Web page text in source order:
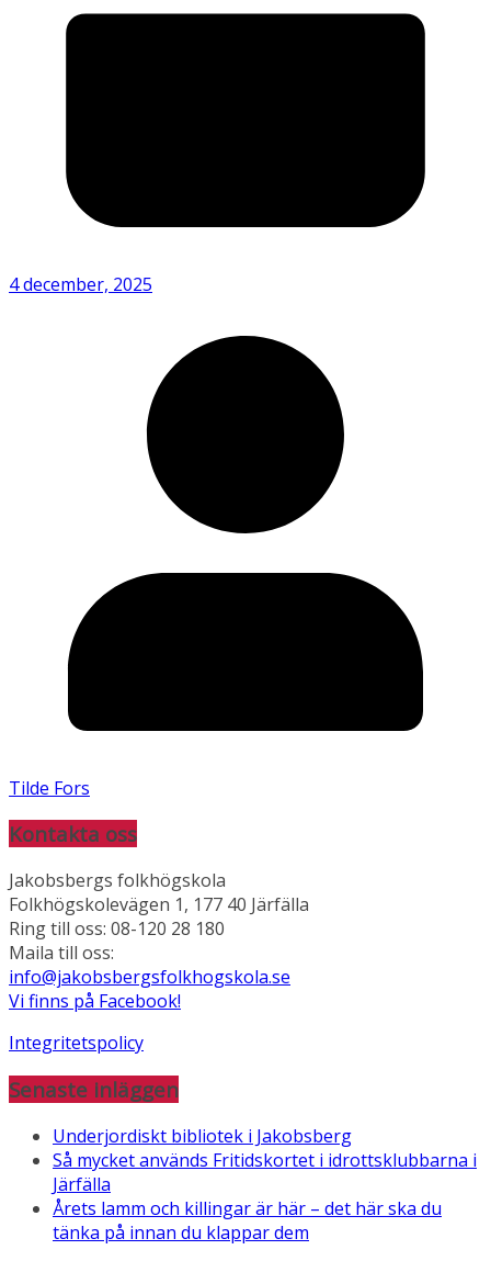
4 december, 2025
Tilde Fors
Kontakta oss
Jakobsbergs folkhögskola
Folkhögskolevägen 1, 177 40 Järfälla
Ring till oss: 08-120 28 180
Maila till oss:
info@jakobsbergsfolkhogskola.se
Vi finns på Facebook!
Integritetspolicy
Senaste inläggen
Underjordiskt bibliotek i Jakobsberg
Så mycket används Fritidskortet i idrottsklubbarna i
Järfälla
Årets lamm och killingar är här – det här ska du
tänka på innan du klappar dem